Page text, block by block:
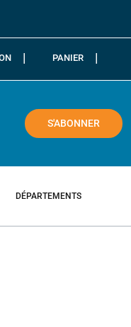
PANIER
S'ABONNER
DÉPARTEMENTS